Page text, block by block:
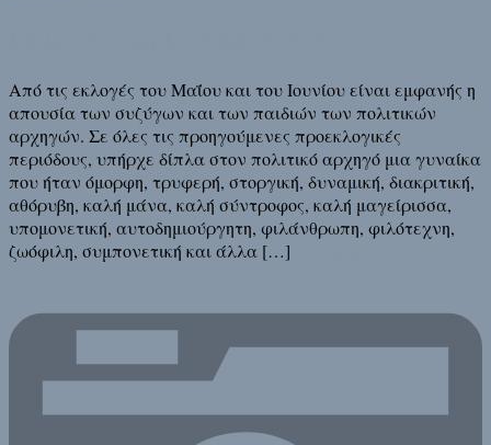
Από τις εκλογές του Μαΐου και του Ιουνίου είναι εμφανής η
απουσία των συζύγων και των παιδιών των πολιτικών
αρχηγών. Σε όλες τις προηγούμενες προεκλογικές
περιόδους, υπήρχε δίπλα στον πολιτικό αρχηγό μια γυναίκα
που ήταν όμορφη, τρυφερή, στοργική, δυναμική, διακριτική,
αθόρυβη, καλή μάνα, καλή σύντροφος, καλή μαγείρισσα,
υπομονετική, αυτοδημιούργητη, φιλάνθρωπη, φιλότεχνη,
ζωόφιλη, συμπονετική και άλλα […]